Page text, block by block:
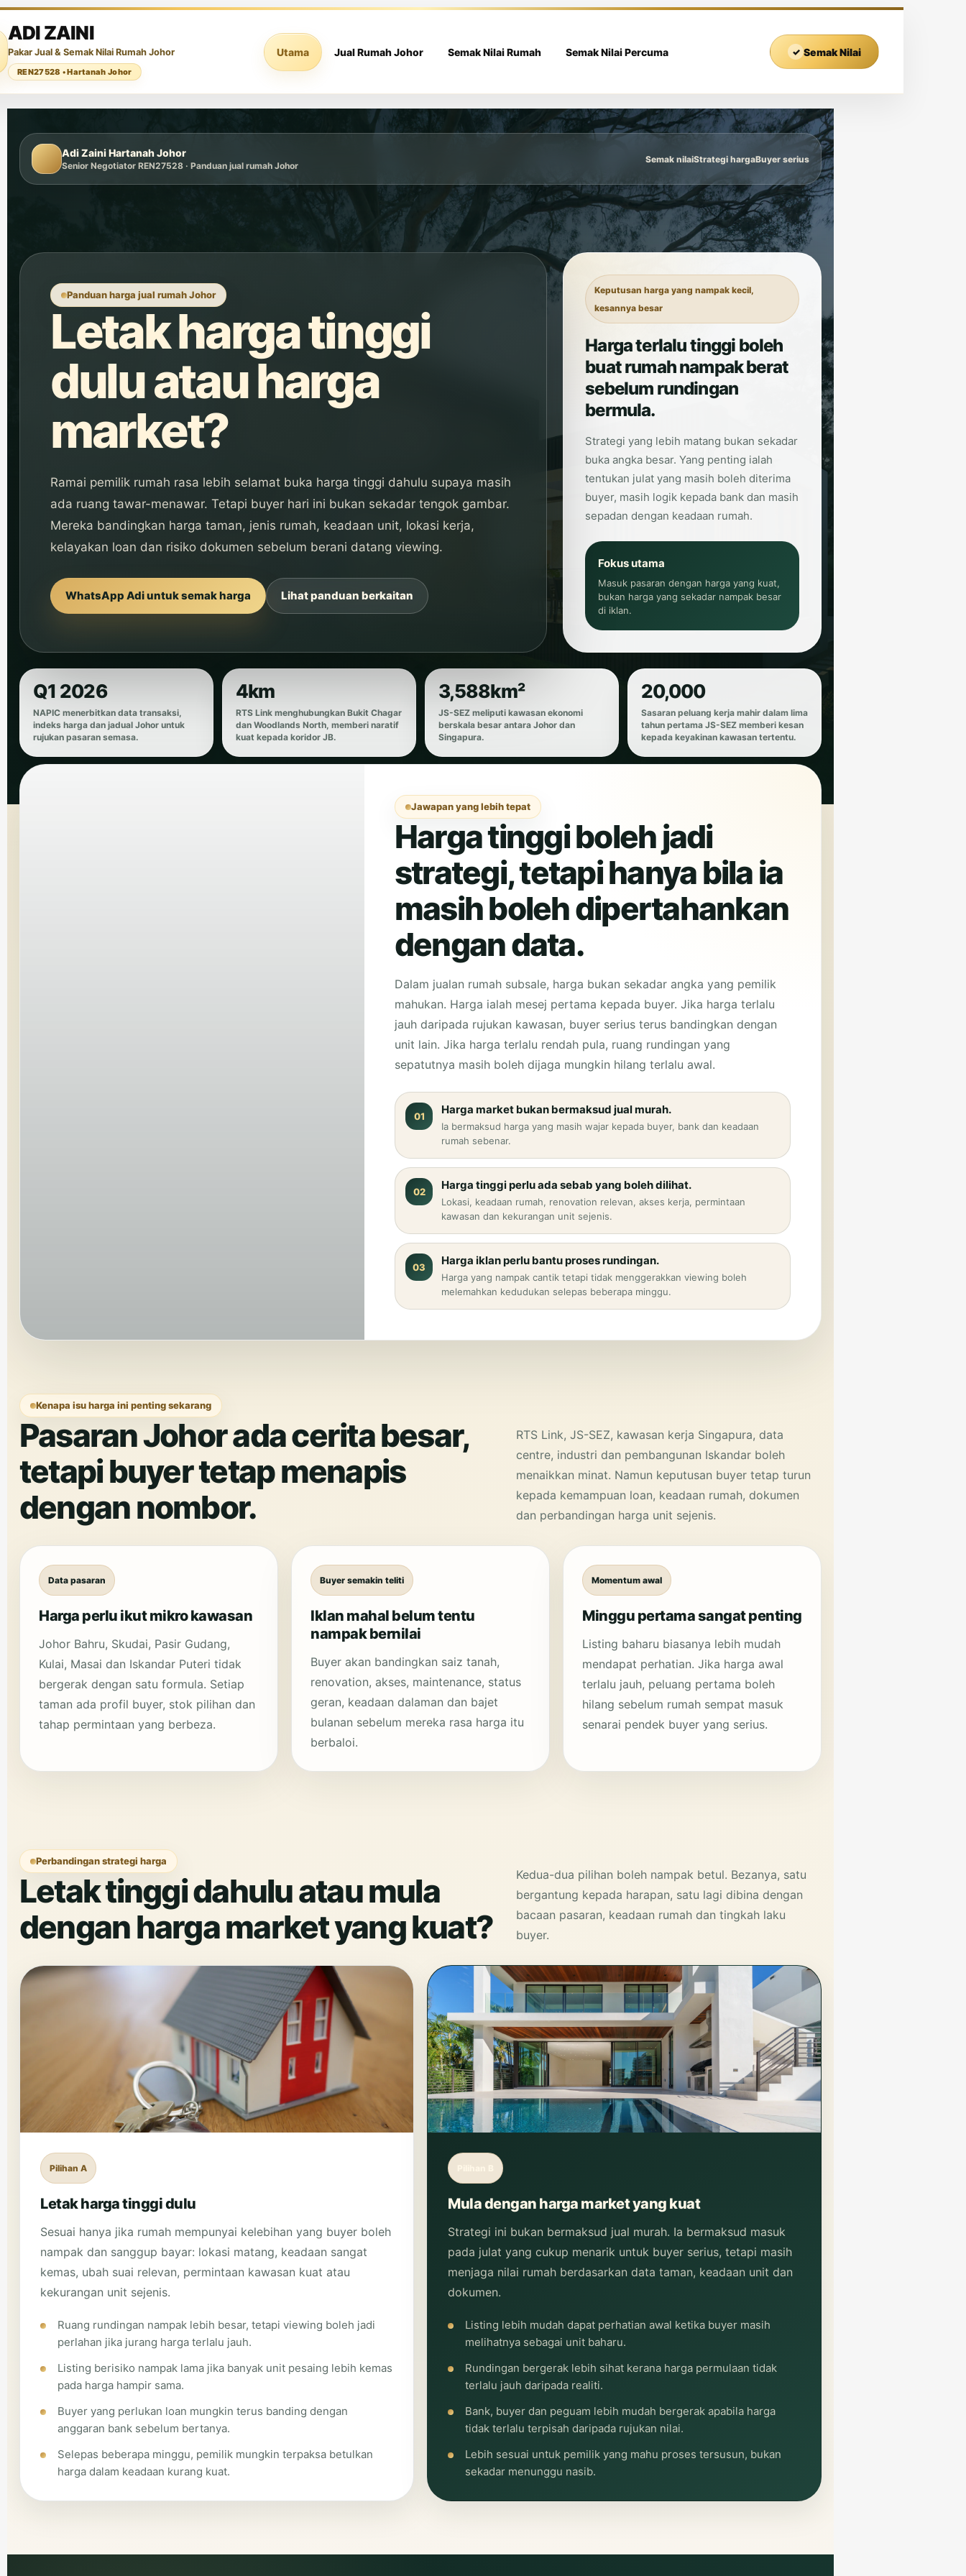
ADI ZAINI
Pakar Jual & Semak Nilai Rumah Johor
REN27528 • Hartanah Johor
Utama Jual Rumah Johor Semak Nilai Rumah Semak Nilai Percuma ✓ Semak Nilai
Adi ZainiHartanah Johor
Senior Negotiator REN27528 · Panduan jual rumah Johor
Semak nilaiStrategi hargaBuyer serius
Panduan harga jual rumah Johor
Letak harga tinggi
dulu atau harga
market?
Ramai pemilik rumah rasa lebih selamat buka harga tinggi dahulu supaya masih
ada ruang tawar-menawar. Tetapi buyer hari ini bukan sekadar tengok gambar.
Mereka bandingkan harga taman, jenis rumah, keadaan unit, lokasi kerja,
kelayakan loan dan risiko dokumen sebelum berani datang viewing.
WhatsApp Adi untuk semak harga Lihat panduan berkaitan
Keputusan harga yang nampak kecil,
kesannya besar
Harga terlalu tinggi boleh
buat rumah nampak berat
sebelum rundingan
bermula.
Strategi yang lebih matang bukan sekadar
buka angka besar. Yang penting ialah
tentukan julat yang masih boleh diterima
buyer, masih logik kepada bank dan masih
sepadan dengan keadaan rumah.
Fokus utama
Masuk pasaran dengan harga yang kuat,
bukan harga yang sekadar nampak besar
di iklan.
Q1 2026
NAPIC menerbitkan data transaksi,
indeks harga dan jadual Johor untuk
rujukan pasaran semasa.
4km
RTS Link menghubungkan Bukit Chagar
dan Woodlands North, memberi naratif
kuat kepada koridor JB.
3,588km²
JS-SEZ meliputi kawasan ekonomi
berskala besar antara Johor dan
Singapura.
20,000
Sasaran peluang kerja mahir dalam lima
tahun pertama JS-SEZ memberi kesan
kepada keyakinan kawasan tertentu.
Jawapan yang lebih tepat
Harga tinggi boleh jadi
strategi, tetapi hanya bila ia
masih boleh dipertahankan
dengan data.
Dalam jualan rumah subsale, harga bukan sekadar angka yang pemilik
mahukan. Harga ialah mesej pertama kepada buyer. Jika harga terlalu
jauh daripada rujukan kawasan, buyer serius terus bandingkan dengan
unit lain. Jika harga terlalu rendah pula, ruang rundingan yang
sepatutnya masih boleh dijaga mungkin hilang terlalu awal.
01 Harga market bukan bermaksud jual murah.
Ia bermaksud harga yang masih wajar kepada buyer, bank dan keadaan
rumah sebenar.
02 Harga tinggi perlu ada sebab yang boleh dilihat.
Lokasi, keadaan rumah, renovation relevan, akses kerja, permintaan
kawasan dan kekurangan unit sejenis.
03 Harga iklan perlu bantu proses rundingan.
Harga yang nampak cantik tetapi tidak menggerakkan viewing boleh
melemahkan kedudukan selepas beberapa minggu.
Kenapa isu harga ini penting sekarang
Pasaran Johor ada cerita besar,
tetapi buyer tetap menapis
dengan nombor.
RTS Link, JS-SEZ, kawasan kerja Singapura, data
centre, industri dan pembangunan Iskandar boleh
menaikkan minat. Namun keputusan buyer tetap turun
kepada kemampuan loan, keadaan rumah, dokumen
dan perbandingan harga unit sejenis.
Data pasaran
Harga perlu ikut mikro kawasan
Johor Bahru, Skudai, Pasir Gudang,
Kulai, Masai dan Iskandar Puteri tidak
bergerak dengan satu formula. Setiap
taman ada profil buyer, stok pilihan dan
tahap permintaan yang berbeza.
Buyer semakin teliti
Iklan mahal belum tentu
nampak bernilai
Buyer akan bandingkan saiz tanah,
renovation, akses, maintenance, status
geran, keadaan dalaman dan bajet
bulanan sebelum mereka rasa harga itu
berbaloi.
Momentum awal
Minggu pertama sangat penting
Listing baharu biasanya lebih mudah
mendapat perhatian. Jika harga awal
terlalu jauh, peluang pertama boleh
hilang sebelum rumah sempat masuk
senarai pendek buyer yang serius.
Perbandingan strategi harga
Letak tinggi dahulu atau mula
dengan harga market yang kuat?
Kedua-dua pilihan boleh nampak betul. Bezanya, satu
bergantung kepada harapan, satu lagi dibina dengan
bacaan pasaran, keadaan rumah dan tingkah laku
buyer.
Pilihan A
Letak harga tinggi dulu
Sesuai hanya jika rumah mempunyai kelebihan yang buyer boleh
nampak dan sanggup bayar: lokasi matang, keadaan sangat
kemas, ubah suai relevan, permintaan kawasan kuat atau
kekurangan unit sejenis.
Ruang rundingan nampak lebih besar, tetapi viewing boleh jadi
perlahan jika jurang harga terlalu jauh.
Listing berisiko nampak lama jika banyak unit pesaing lebih kemas
pada harga hampir sama.
Buyer yang perlukan loan mungkin terus banding dengan
anggaran bank sebelum bertanya.
Selepas beberapa minggu, pemilik mungkin terpaksa betulkan
harga dalam keadaan kurang kuat.
Mula dengan harga market yang kuat
Strategi ini bukan bermaksud jual murah. Ia bermaksud masuk
pada julat yang cukup menarik untuk buyer serius, tetapi masih
menjaga nilai rumah berdasarkan data taman, keadaan unit dan
dokumen.
Listing lebih mudah dapat perhatian awal ketika buyer masih
melihatnya sebagai unit baharu.
Rundingan bergerak lebih sihat kerana harga permulaan tidak
terlalu jauh daripada realiti.
Bank, buyer dan peguam lebih mudah bergerak apabila harga
tidak terlalu terpisah daripada rujukan nilai.
Lebih sesuai untuk pemilik yang mahu proses tersusun, bukan
sekadar menunggu nasib.